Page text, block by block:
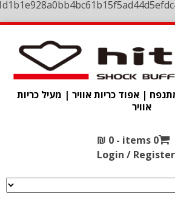
| אפוד כריות אוויר | מעיל כריות
אוויר
0 items -
₪ 0
Login / Register